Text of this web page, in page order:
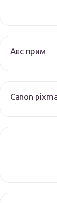
Авс прим
Canon